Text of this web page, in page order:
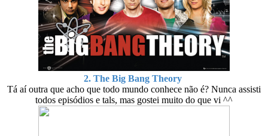
2. The Big Bang Theory
Tá aí outra que acho que todo mundo conhece não é? Nunca assisti
todos episódios e tals, mas gostei muito do que vi ^^